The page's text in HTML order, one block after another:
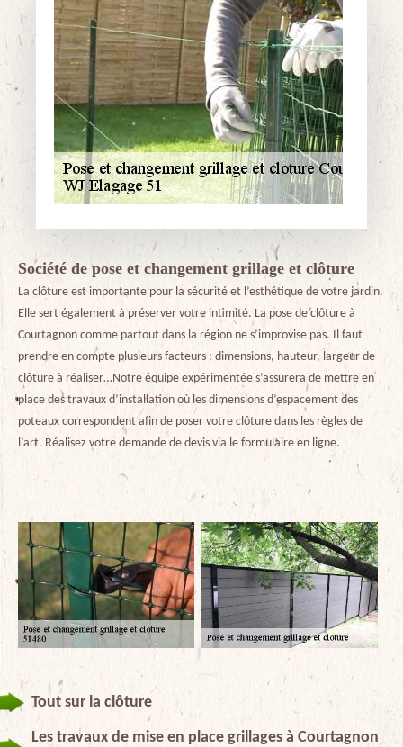
Société de pose et changement grillage et clôture
La clôture est importante pour la sécurité et l’esthétique de votre jardin.
Elle sert également à préserver votre intimité. La pose de clôture à
Courtagnon comme partout dans la région ne s’improvise pas. Il faut
prendre en compte plusieurs facteurs : dimensions, hauteur, largeur de
clôture à réaliser…Notre équipe expérimentée s’assurera de mettre en
place des travaux d’installation où les dimensions d’espacement des
poteaux correspondent afin de poser votre clôture dans les règles de
l’art. Réalisez votre demande de devis via le formulaire en ligne.
Tout sur la clôture
Les travaux de mise en place grillages à Courtagnon